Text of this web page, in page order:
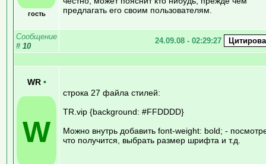
гость
предлагать его своим пользователям.
Сообщение
# 10
24.09.08 - 02:29:27
WR •
W
строка 27 файла стилей:
TR.vip {background: #FFDDDD}
Можно внутрь добавить font-weight: bold; -
что получится, выбрать размер шрифта и т.д.